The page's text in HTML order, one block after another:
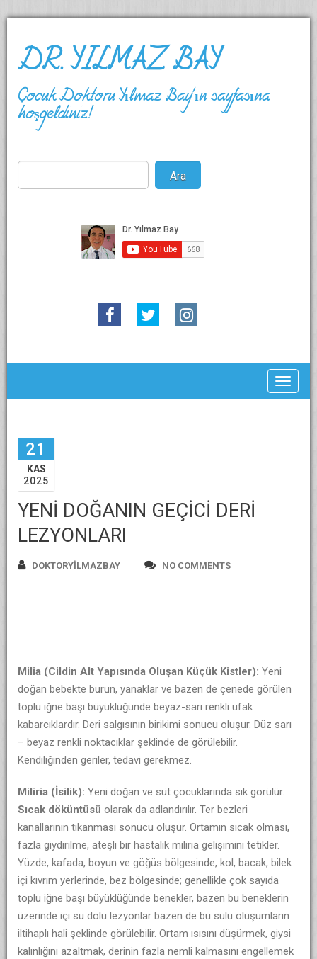
DR. YILMAZ BAY
Çocuk Doktoru Yılmaz Bay'ın sayfasına
hoşgeldiniz!
21
KAS
2025
YENİ DOĞANIN GEÇİCİ DERİ
LEZYONLARI
DOKTORYILMAZBAY NO COMMENTS
Milia (Cildin Alt Yapısında Oluşan Küçük Kistler): Yeni
doğan bebekte burun, yanaklar ve bazen de çenede görülen
toplu iğne başı büyüklüğünde beyaz-sarı renkli ufak
kabarcıklardır. Deri salgısının birikimi sonucu oluşur. Düz sarı
– beyaz renkli noktacıklar şeklinde de görülebilir.
Kendiliğinden geriler, tedavi gerekmez.
Miliria (İsilik): Yeni doğan ve süt çocuklarında sık görülür.
Sıcak döküntüsü olarak da adlandırılır. Ter bezleri
kanallarının tıkanması sonucu oluşur. Ortamın sıcak olması,
fazla giydirilme, ateşli bir hastalık miliria gelişimini tetikler.
Yüzde, kafada, boyun ve göğüs bölgesinde, kol, bacak, bilek
içi kıvrım yerlerinde, bez bölgesinde; genellikle çok sayıda
toplu iğne başı büyüklüğünde benekler, bazen bu beneklerin
üzerinde içi su dolu lezyonlar bazen de bu sulu oluşumların
iltihaplı hali şeklinde görülebilir. Ortam ısısını düşürmek, giysi
kalınlığını azaltmak, derinin fazla nemli kalmasını engellemek